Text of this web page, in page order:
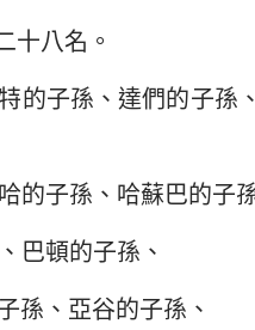
十八名。
的子孫、達們的子孫
的子孫、哈蘇巴的子
巴頓的子孫、
孫、亞谷的子孫、